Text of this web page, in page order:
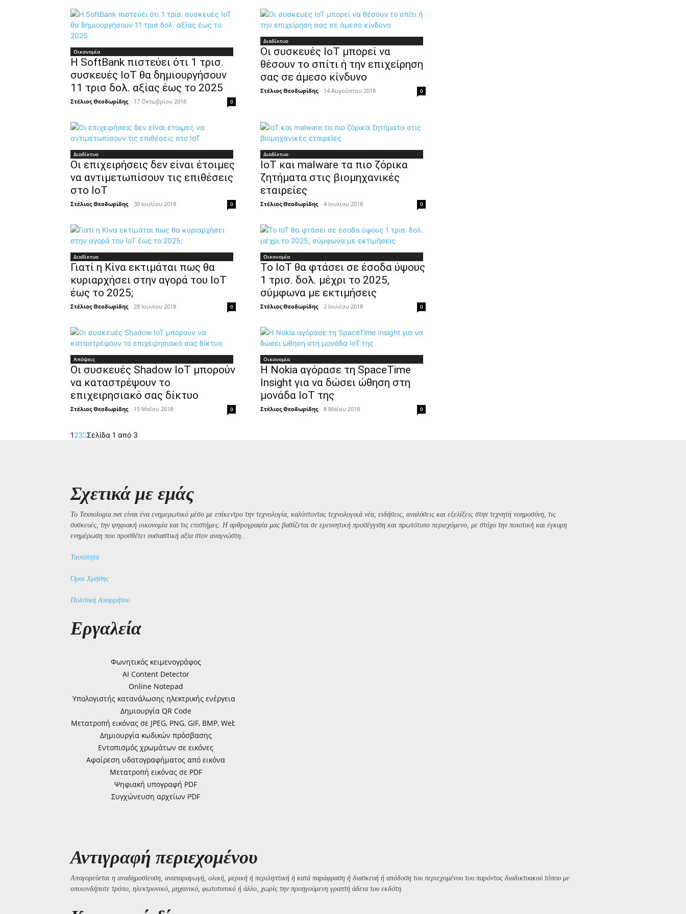
Οικονομία
Η SoftBank πιστεύει ότι 1 τρισ.
συσκευές IoT θα δημιουργήσουν
11 τρισ δολ. αξίας έως το 2025
Στέλιος Θεοδωρίδης - 17 Οκτωβρίου 2018 0
Διαδίκτυο
Οι συσκευές IoT μπορεί να
θέσουν το σπίτι ή την επιχείρηση
σας σε άμεσο κίνδυνο
Στέλιος Θεοδωρίδης - 14 Αυγούστου 2018 0
Διαδίκτυο
Οι επιχειρήσεις δεν είναι έτοιμες
να αντιμετωπίσουν τις επιθέσεις
στο IoT
Στέλιος Θεοδωρίδης - 30 Ιουλίου 2018 0
Διαδίκτυο
IoT και malware τα πιο ζόρικα
ζητήματα στις βιομηχανικές
εταιρείες
Στέλιος Θεοδωρίδης - 4 Ιουλίου 2018 0
Διαδίκτυο
Γιατί η Κίνα εκτιμάται πως θα
κυριαρχήσει στην αγορά του IoT
έως το 2025;
Στέλιος Θεοδωρίδης - 28 Ιουνίου 2018 0
Οικονομία
Το IoT θα φτάσει σε έσοδα ύψους
1 τρισ. δολ. μέχρι το 2025,
σύμφωνα με εκτιμήσεις
Στέλιος Θεοδωρίδης - 2 Ιουνίου 2018 0
Απόψεις
Οι συσκευές Shadow IoT μπορούν
να καταστρέψουν το
επιχειρησιακό σας δίκτυο
Στέλιος Θεοδωρίδης - 15 Μαΐου 2018 0
Οικονομία
Η Nokia αγόρασε τη SpaceTime
Insight για να δώσει ώθηση στη
μονάδα IoT της
Στέλιος Θεοδωρίδης - 8 Μαΐου 2018 0
123 Σελίδα 1 από 3
Σχετικά με εμάς
Το Texnologia.net είναι ένα ενημερωτικό μέσο με επίκεντρο την τεχνολογία, καλύπτοντας τεχνολογικά νέα, ειδήσεις, αναλύσεις και εξελίξεις στην τεχνητή νοημοσύνη, τις
συσκευές, την ψηφιακή οικονομία και τις επιστήμες. Η αρθρογραφία μας βασίζεται σε ερευνητική προσέγγιση και πρωτότυπο περιεχόμενο, με στόχο την ποιοτική και έγκυρη
ενημέρωση που προσθέτει ουσιαστική αξία στον αναγνώστη..
Ταυτότητα
Όροι Χρήσης
Πολιτική Απορρήτου
Εργαλεία
Φωνητικός κειμενογράφος
AI Content Detector
Online Notepad
Υπολογιστής κατανάλωσης ηλεκτρικής ενέργειας
Δημιουργία QR Code
Μετατροπή εικόνας σε JPEG, PNG, GIF, BMP, WebP
Δημιουργία κωδικών πρόσβασης
Εντοπισμός χρωμάτων σε εικόνες
Αφαίρεση υδατογραφήματος από εικόνα
Μετατροπή εικόνας σε PDF
Ψηφιακή υπογραφή PDF
Συγχώνευση αρχείων PDF
Αντιγραφή περιεχομένου
Απαγορεύεται η αναδημοσίευση, αναπαραγωγή, ολική, μερική ή περιληπτική ή κατά παράφραση ή διασκευή ή απόδοση του περιεχομένου του παρόντος διαδικτυακού τόπου με
οποιονδήποτε τρόπο, ηλεκτρονικό, μηχανικό, φωτοτυπικό ή άλλο, χωρίς την προηγούμενη γραπτή άδεια του εκδότη.